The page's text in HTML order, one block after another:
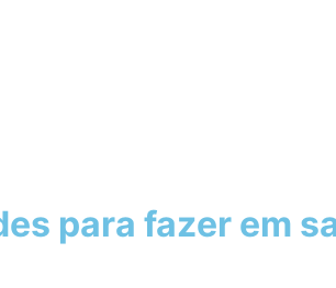
para fazer em